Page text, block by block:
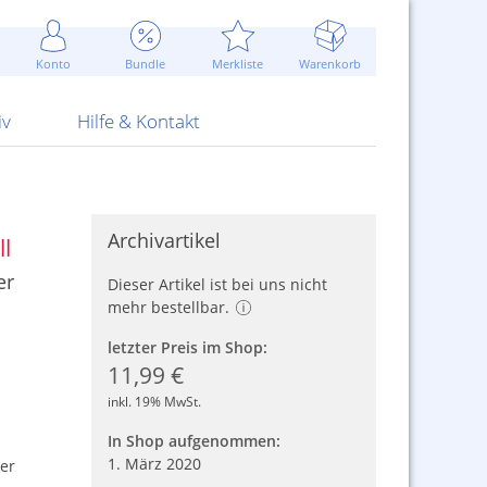
Konto Bundle Merkliste Warenkorb
Attrappen Blitzschnell...
Sommerpreise u.v.m.
ARS Pirotecnia
Hilfe & Kontakt
Kontaktformular
AGB
Archivartikel
Dieser Artikel ist bei uns nicht
mehr bestellbar.
letzter Preis im Shop:
11,99 €
inkl. 19% MwSt.
In Shop aufgenommen:
1. März 2020